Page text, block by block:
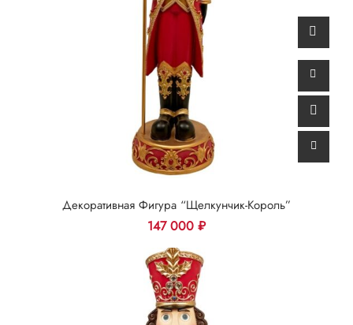
Декоративная Фигура “Щелкунчик-Король”
147 000 ₽